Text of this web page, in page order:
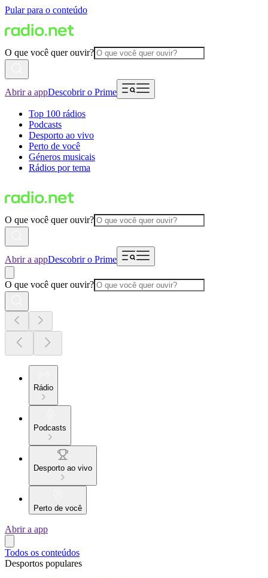
Pular para o conteúdo
O que você quer ouvir?
Abrir a appDescobrir o Prime
Top 100 rádios
Podcasts
Desporto ao vivo
Perto de você
Géneros musicais
Rádios por tema
O que você quer ouvir?
Abrir a appDescobrir o Prime
O que você quer ouvir?
Rádio
Podcasts
Desporto ao vivo
Perto de você
Abrir a app
Todos os conteúdos
Desportos populares